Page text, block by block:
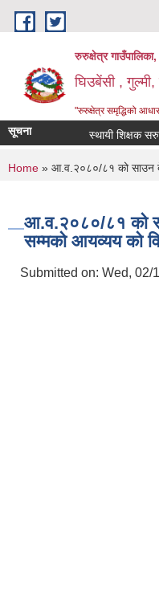
Skip to main content
रुरुक्षेत्र गाउँपालिका,
घिउबेंसी ,
"रुरुक्षेत्र समृद्धिको
सूचना स्थायी शिक्षक
You are here
Home » आ.व.२०८०/८१ को साउन
आ.व.२०८०/८१ को
सम्मको आयव्यय को
Submitted on: Wed, 02/